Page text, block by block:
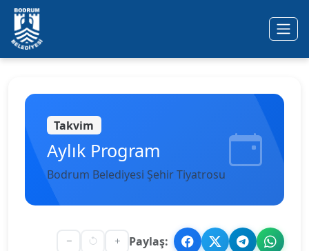
Ana içeriğe geç
Takvim
Aylık Program
Bodrum Belediyesi Şehir Tiyatrosu
Paylaş: